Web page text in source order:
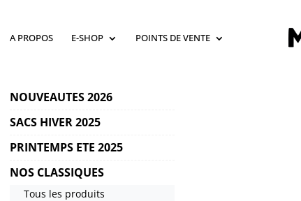
A PROPOS E-SHOP POINTS DE VENTE
NOUVEAUTES 2026
SACS HIVER 2025
PRINTEMPS ETE 2025
NOS CLASSIQUES
Tous les produits